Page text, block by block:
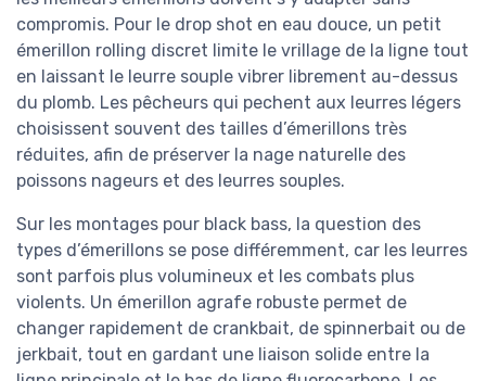
compromis. Pour le drop shot en eau douce, un petit
émerillon rolling discret limite le vrillage de la ligne tout
en laissant le leurre souple vibrer librement au-dessus
du plomb. Les pêcheurs qui pechent aux leurres légers
choisissent souvent des tailles d’émerillons très
réduites, afin de préserver la nage naturelle des
poissons nageurs et des leurres souples.
Sur les montages pour black bass, la question des
types d’émerillons se pose différemment, car les leurres
sont parfois plus volumineux et les combats plus
violents. Un émerillon agrafe robuste permet de
changer rapidement de crankbait, de spinnerbait ou de
jerkbait, tout en gardant une liaison solide entre la